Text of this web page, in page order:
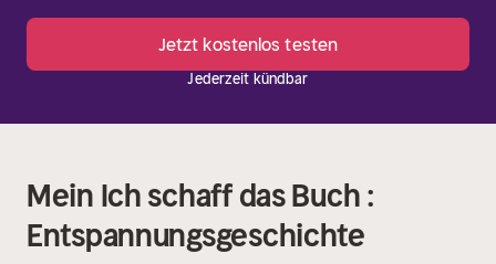
Jetzt kostenlos testen
Jederzeit kündbar
Mein Ich schaff das Buch :
Entspannungsgeschichte